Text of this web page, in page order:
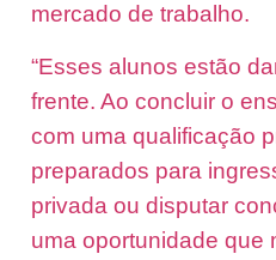
mercado de trabalho.
“Esses alunos estão
frente. Ao concluir o
com uma qualificação
preparados para
privada ou disputar
uma oportunidade que